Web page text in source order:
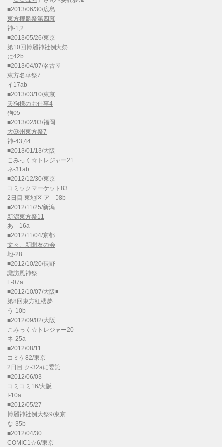
■2013/06/30/広島
東方椰麟祭第四幕
神-1,2
■2013/05/26/東京
第10回博麗神社例大祭
に42b
■2013/04/07/名古屋
東方名華祭7
イ17ab
■2013/03/10/東京
天狗様のお仕事4
狗05
■2013/02/03/福岡
大⑨州東方祭7
神-43,44
■2013/01/13/大阪
こみっく☆トレジャー21
ネ-31ab
■2012/12/30/東京
コミックマーケット83
2日目 東地区 ア－08b
■2012/11/25/新潟
新潟東方祭11
あ－16a
■2012/11/04/京都
文々。新聞友の会
地-28
■2012/10/20/長野
諏訪風神祭
F-07a
■2012/10/07/大阪■
第8回東方紅楼夢
う-10b
■2012/09/02/大阪
こみっく☆トレジャー20
ネ-25a
■2012/08/11
コミケ82/東京
2日目 ク-32aに委託
■2012/06/03
コミコミ16/大阪
I-10a
■2012/05/27
博麗神社例大祭9/東京
な-35b
■2012/04/30
COMIC1☆6/東京